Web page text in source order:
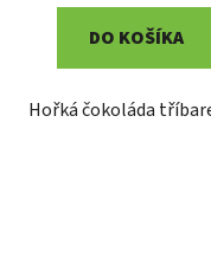
DO KOŠÍKA
Hořká čokoláda